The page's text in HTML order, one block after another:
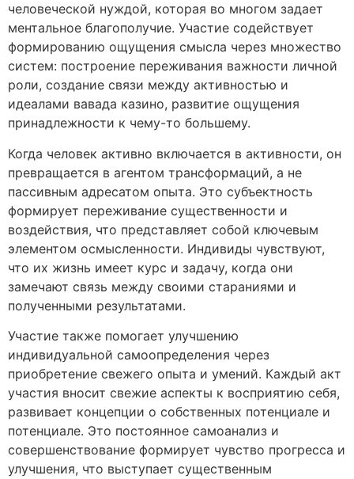
человеческой нуждой, которая во многом задает
ментальное благополучие. Участие содействует
формированию ощущения смысла через множество
систем: построение переживания важности личной
роли, создание связи между активностью и
идеалами вавада казино, развитие ощущения
принадлежности к чему-то большему.
Когда человек активно включается в активности, он
превращается в агентом трансформаций, а не
пассивным адресатом опыта. Это субъектность
формирует переживание существенности и
воздействия, что представляет собой ключевым
элементом осмысленности. Индивиды чувствуют,
что их жизнь имеет курс и задачу, когда они
замечают связь между своими стараниями и
полученными результатами.
Участие также помогает улучшению
индивидуальной самоопределения через
приобретение свежего опыта и умений. Каждый акт
участия вносит свежие аспекты к восприятию себя,
развивает концепции о собственных потенциале и
потенциале. Это постоянное самоанализ и
совершенствование формирует чувство прогресса и
улучшения, что выступает существенным